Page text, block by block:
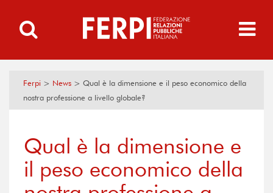
Ferpi > News > Qual è la dimensione e il peso economico della
nostra professione a livello globale?
Qual è la dimensione e
il peso economico della